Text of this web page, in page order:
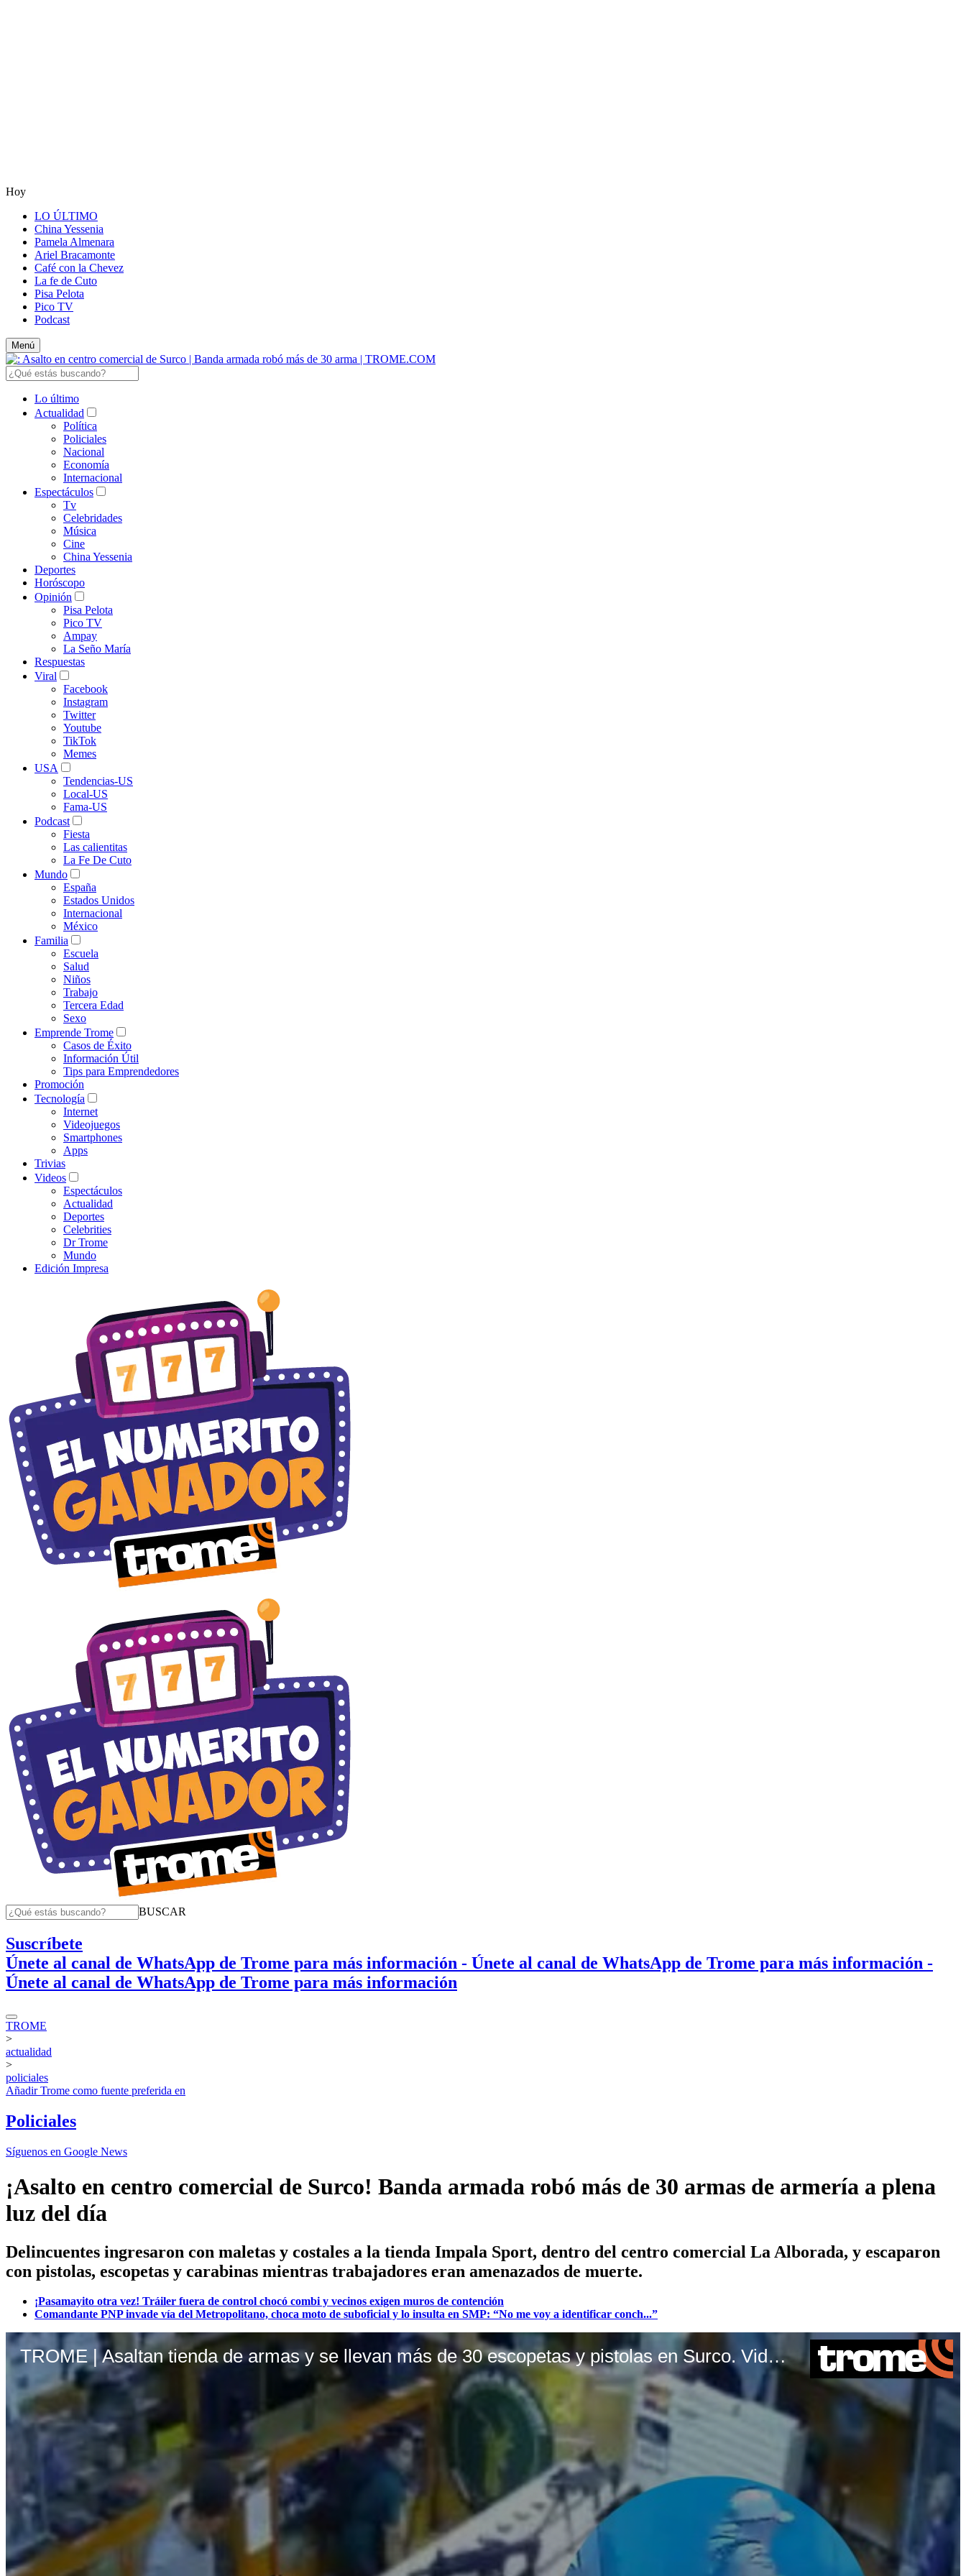
Hoy
LO ÚLTIMO
China Yessenia
Pamela Almenara
Ariel Bracamonte
Café con la Chevez
La fe de Cuto
Pisa Pelota
Pico TV
Podcast
Menú
Lo último
Actualidad
Política
Policiales
Nacional
Economía
Internacional
Espectáculos
Tv
Celebridades
Música
Cine
China Yessenia
Deportes
Horóscopo
Opinión
Pisa Pelota
Pico TV
Ampay
La Seño María
Respuestas
Viral
Facebook
Instagram
Twitter
Youtube
TikTok
Memes
USA
Tendencias-US
Local-US
Fama-US
Podcast
Fiesta
Las calientitas
La Fe De Cuto
Mundo
España
Estados Unidos
Internacional
México
Familia
Escuela
Salud
Niños
Trabajo
Tercera Edad
Sexo
Emprende Trome
Casos de Éxito
Información Útil
Tips para Emprendedores
Promoción
Tecnología
Internet
Videojuegos
Smartphones
Apps
Trivias
Videos
Espectáculos
Actualidad
Deportes
Celebrities
Dr Trome
Mundo
Edición Impresa
BUSCAR
Suscríbete
Únete al canal de WhatsApp de Trome para más información - Únete al canal de WhatsApp de Trome para más información -
Únete al canal de WhatsApp de Trome para más información
TROME
>
actualidad
>
policiales
AñadirTrome como fuente preferida en
Policiales
Síguenos en Google News
¡Asalto en centro comercial de Surco! Banda armada robó más de 30 armas de armería a plena
luz del día
Delincuentes ingresaron con maletas y costales a la tienda Impala Sport, dentro del centro comercial La Alborada, y escaparon
con pistolas, escopetas y carabinas mientras trabajadores eran amenazados de muerte.
¡Pasamayito otra vez! Tráiler fuera de control chocó combi y vecinos exigen muros de contención
Comandante PNP invade vía del Metropolitano, choca moto de suboficial y lo insulta en SMP: “No me voy a identificar conch...”
TROME | Asaltan tienda de armas y se llevan más de 30 escopetas y pistolas en Surco. Video: Canal N